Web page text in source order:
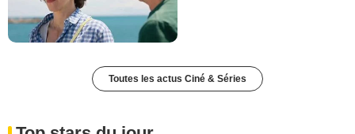
Toutes les actus Ciné & Séries